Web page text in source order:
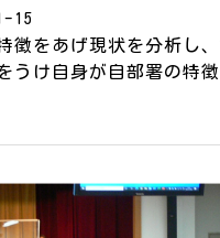
15
徴をあげ現状を分析し
うけ自身が自部署の特